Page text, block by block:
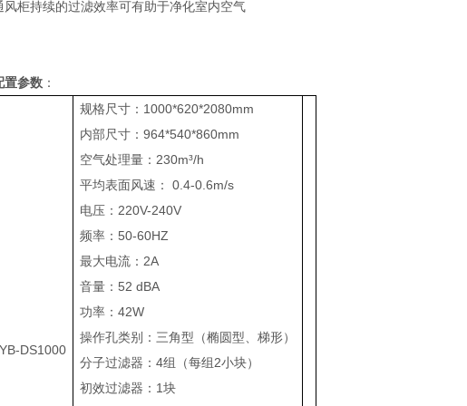
风柜持续的过滤效率可有助于净化室内空气
置参数 ：
YB-DS1000
规格尺寸：1000*620*2080mm
内部尺寸：964*540*860mm
空气处理量：230m³/h
平均表面风速： 0.4-0.6m/s
电压：220V-240V
频率：50-60HZ
最大电流：2A
音量：52 dBA
功率：42W
操作孔类别：三角型（椭圆型、梯形）
分子过滤器：4组（每组2小块）
初效过滤器：1块